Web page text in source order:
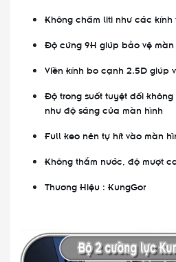
Không chấm liti như các kính
Độ cứng 9H giúp bảo vệ
Viền kính bo cạnh 2.5D giúp
Độ trong suốt tuyệt đối
như độ sáng của màn hình
Full keo nên tự hít vào màn
Không thắm nước, độ mượt
Thương Hiệu : KungGor